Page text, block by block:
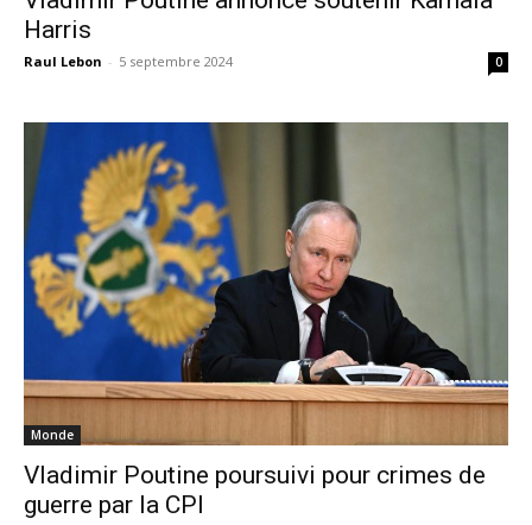
Harris
Raul Lebon - 5 septembre 2024 0
Monde
Vladimir Poutine poursuivi pour crimes de
guerre par la CPI